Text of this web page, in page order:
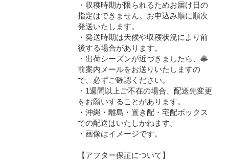
・収穫時期が限られるためお届け日の
指定はできません。お申込み順に順次
発送いたします。
・発送時期は天候や収穫状況により前
後する場合があります。
・出荷シーズンが近づきましたら、事
前案内メールをお送りいたしますの
で、必ずご確認ください。
・1週間以上ご不在の場合、配送先変更
をお願いすることがあります。
・沖縄・離島・置き配・宅配ボックス
での配送はいたしかねます。
・画像はイメージです。
【アフター保証について】